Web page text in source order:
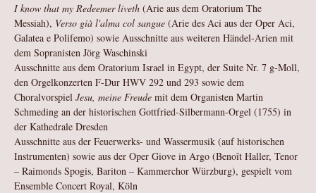
I know that my Redeemer liveth (Arie aus dem Oratorium The
Messiah), Verso già l'alma col sangue (Arie des Aci aus der Oper Aci,
Galatea e Polifemo) sowie Ausschnitte aus weiteren Händel-Arien mit
dem Sopranisten Jörg Waschinski
Ausschnitte aus dem Oratorium Israel in Egypt, der Suite Nr. 7 g-Moll,
den Orgelkonzerten F-Dur HWV 292 und 293 sowie dem
Choralvorspiel Jesu, meine Freude mit dem Organisten Martin
Schmeding an der historischen Gottfried-Silbermann-Orgel (1755) in
der Kathedrale Dresden
Ausschnitte aus der Feuerwerks- und Wassermusik (auf historischen
Instrumenten) sowie aus der Oper Giove in Argo (Benoît Haller, Tenor
– Raimonds Spogis, Bariton – Kammerchor Würzburg), gespielt vom
Ensemble Concert Royal, Köln